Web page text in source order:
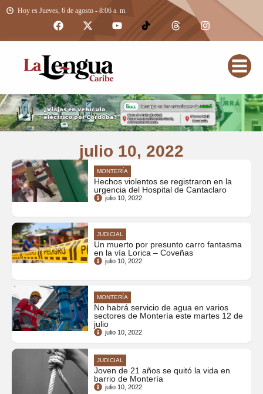
Hoy es Jueves, 6 de agosto - 8:06 a. m.
julio 10, 2022
MONTERÍA
Hechos violentos se registraron en la
urgencia del Hospital de Cantaclaro
julio 10, 2022
JUDICIAL
Un muerto por presunto carro fantasma
en la vía Lorica – Coveñas
julio 10, 2022
MONTERÍA
No habrá servicio de agua en varios
sectores de Montería este martes 12 de
julio
julio 10, 2022
JUDICIAL
Joven de 21 años se quitó la vida en
barrio de Montería
julio 10, 2022